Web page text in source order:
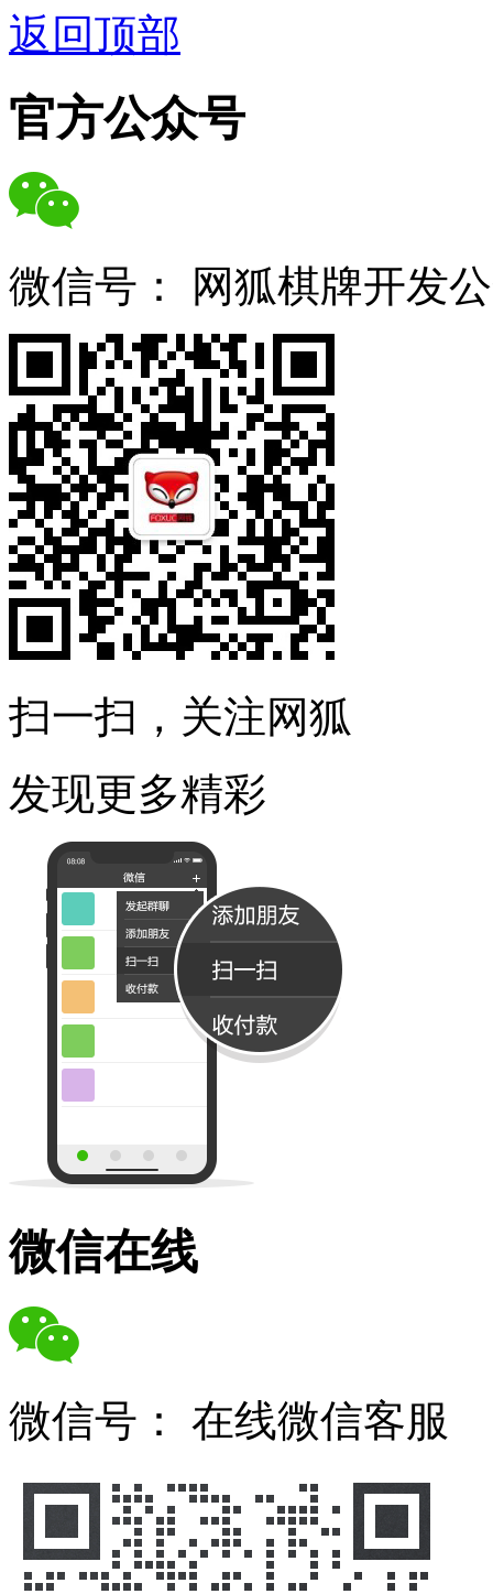
返回顶部
官方公众号
微信号： 网狐棋牌开发
扫一扫，关注网狐
发现更多精彩
微信在线
微信号： 在线微信客服